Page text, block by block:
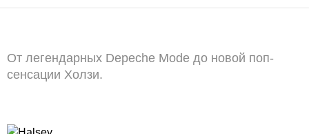
От легендарных Depeche Mode до новой поп-
сенсации Холзи.